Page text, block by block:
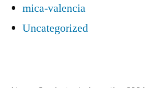
mica-valencia
Uncategorized